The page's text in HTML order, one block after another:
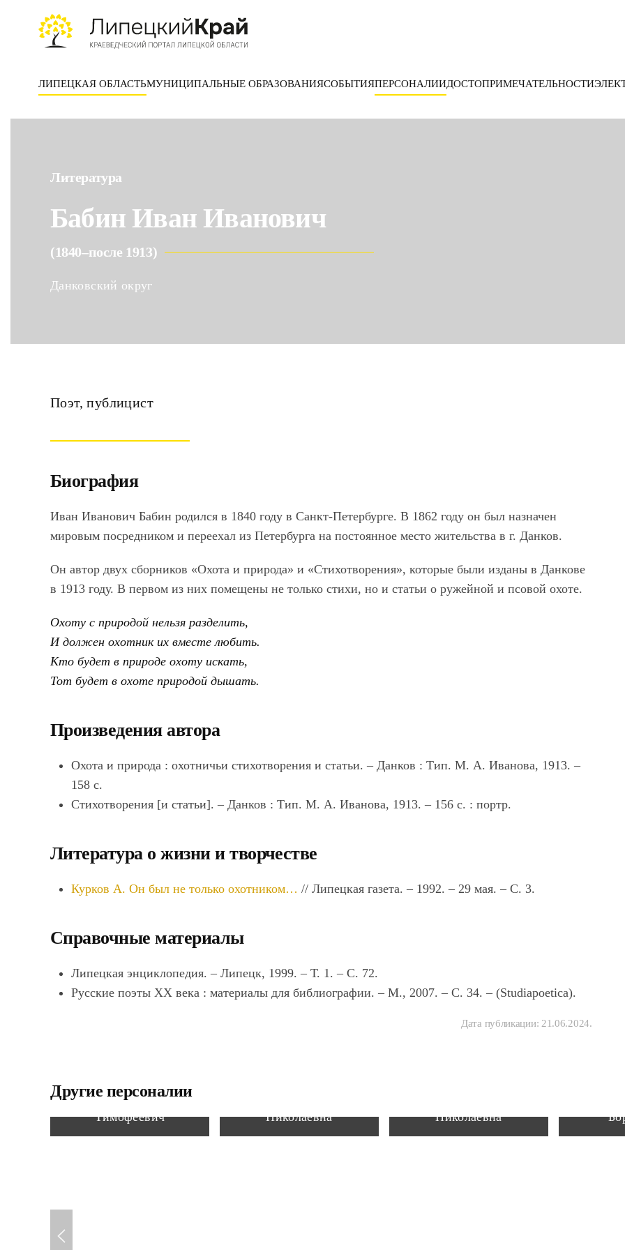
Skip to main content
ЛИПЕЦКАЯ ОБЛАСТЬМУНИЦИПАЛЬНЫЕ ОБРАЗОВАНИЯСОБЫТИЯПЕРСОНАЛИИДОСТОПРИМЕЧАТЕЛЬНОСТИ
Литература
Бабин Иван Иванович
(1840–после 1913)
Данковский округ
Поэт, публицист
Биография
Иван Иванович Бабин родился в 1840 году в Санкт-Петербурге. В 1862 году он был назначен
мировым посредником и переехал из Петербурга на постоянное место жительства в г. Данков.
Он автор двух сборников «Охота и природа» и «Стихотворения», которые были изданы в Данкове
в 1913 году. В первом из них помещены не только стихи, но и статьи о ружейной и псовой охоте.
Охоту с природой нельзя разделить,
И должен охотник их вместе любить.
Кто будет в природе охоту искать,
Тот будет в охоте природой дышать.
Произведения автора
Охота и природа : охотничьи стихотворения и статьи. – Данков : Тип. М. А. Иванова, 1913. –
158 с.
Стихотворения [и статьи]. – Данков : Тип. М. А. Иванова, 1913. – 156 с. : портр.
Литература о жизни и творчестве
Курков А. Он был не только охотником… // Липецкая газета. – 1992. – 29 мая. – С. 3.
Справочные материалы
Липецкая энциклопедия. – Липецк, 1999. – Т. 1. – С. 72.
Русские поэты XX века : материалы для библиографии. – М., 2007. – С. 34. – (Studiapoetica).
Дата публикации: 21.06.2024.
Другие персоналии
Жданов Петр
Тимофеевич
Николаевна
Николаевна